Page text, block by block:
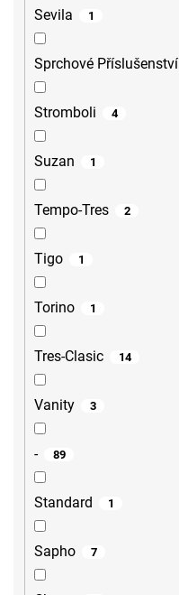
Sevila 1
Sprchové Příslušenství
Stromboli 4
Suzan 1
Tempo-Tres 2
Tigo 1
Torino 1
Tres-Clasic 14
Vanity 3
- 89
Standard 1
Sapho 7